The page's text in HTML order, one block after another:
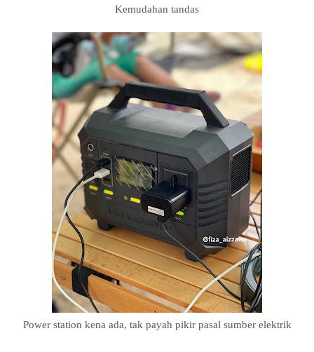
Kemudahan tandas
Power station kena ada, tak payah pikir pasal sumber elektrik